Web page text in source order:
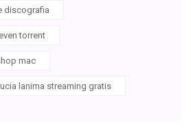
discografia
torrent
mac
lanima streaming gratis